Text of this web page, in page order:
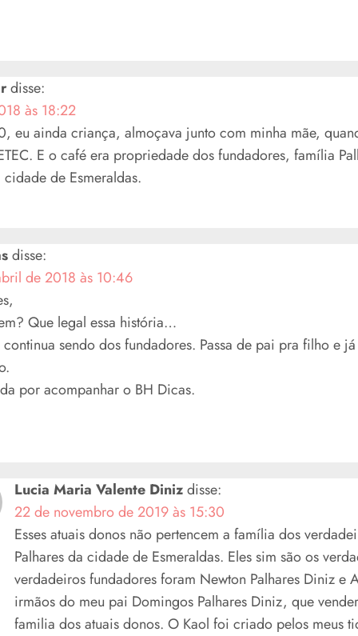
disse:
às 18:22
eu ainda criança, almoçava junto com minha mãe,
E o café era propriedade dos fundadores, família
cidade de Esmeraldas.
disse:
de 2018 às 10:46
Que legal essa história…
sendo dos fundadores. Passa de pai pra filho e
por acompanhar o BH Dicas.
Lucia Maria Valente Diniz disse:
22 de novembro de 2019 às 15:30
Esses atuais donos não pertencem a família dos
Palhares da cidade de Esmeraldas. Eles sim são os
verdadeiros fundadores foram Newton Palhares Diniz e
irmãos do meu pai Domingos Palhares Diniz, que
familia dos atuais donos. O Kaol foi criado pelos meus